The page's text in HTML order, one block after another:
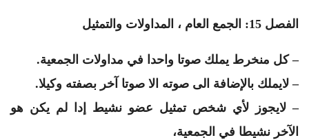
الفصل 15: الجمع العام ، المداولات والتمثيل
– كل منخرط يملك صوتا واحدا في مداولات الجمعية.
– لايملك بالإضافة الى صوته الا صوتا آخر بصفته وكيلا.
– لايجوز لأي شخص تمثيل عضو نشيط إدا لم يكن هو
الآخر نشيطا في الجمعية،